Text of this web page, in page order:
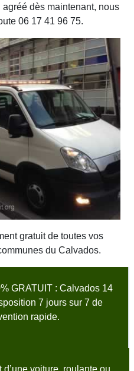
dès maintenant, nous
06 17 41 96 75.
gratuit de toutes vos
du Calvados.
GRATUIT : Calvados 14
7 jours sur 7 de
rapide.